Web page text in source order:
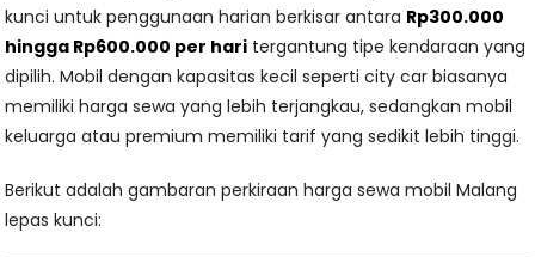
kunci untuk penggunaan harian berkisar antara Rp300.000
hingga Rp600.000 per hari tergantung tipe kendaraan yang
dipilih. Mobil dengan kapasitas kecil seperti city car biasanya
memiliki harga sewa yang lebih terjangkau, sedangkan mobil
keluarga atau premium memiliki tarif yang sedikit lebih tinggi.
Berikut adalah gambaran perkiraan harga sewa mobil Malang
lepas kunci: